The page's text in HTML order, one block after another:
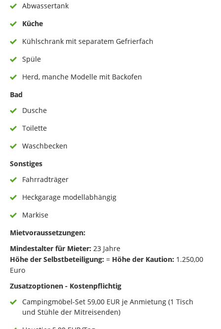
Abwassertank
Küche
Kühlschrank mit separatem Gefrierfach
Spüle
Herd, manche Modelle mit Backofen
Bad
Dusche
Toilette
Waschbecken
Sonstiges
Fahrradträger
Heckgarage modellabhängig
Markise
Mietvoraussetzungen:
Mindestalter für Mieter: 23 Jahre
Höhe der Selbstbeteiligung: = Höhe der Kaution: 1.250,00
Euro
Zusatzoptionen - Kostenpflichtig
Campingmöbel-Set 59,00 EUR je Anmietung (1 Tisch
und Stühle der Mitreisenden)